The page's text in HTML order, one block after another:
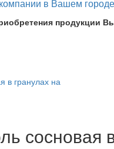
продукции
в гранулах на
сосновая